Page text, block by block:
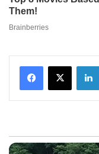
Facebook
X